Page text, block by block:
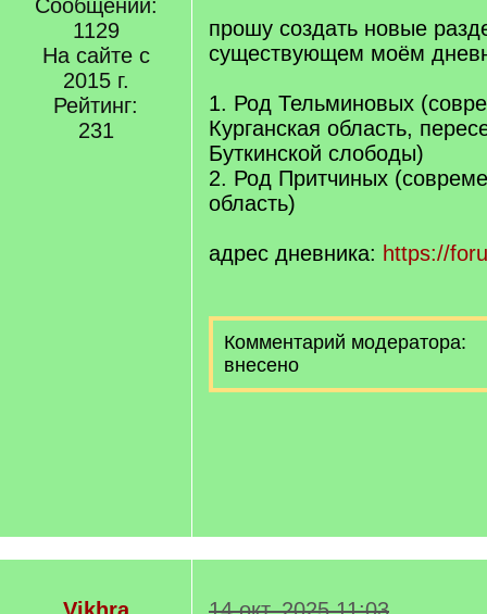
Сообщений:
1129
На сайте с
2015 г.
Рейтинг:
231
прошу создать новые
существующем моём
1. Род Тельминовых
Курганская область,
Буткинской слободы)
2. Род Притчиных
область)
адрес дневника: https://
Комментарий модератора:
внесено